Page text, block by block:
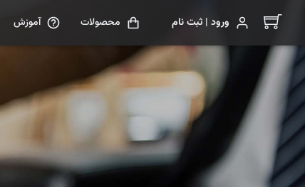
ورود | ثبت نام محصولات آموزش